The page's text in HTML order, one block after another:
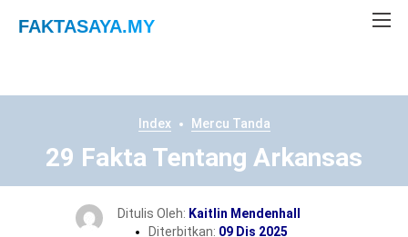
FAKTASAYA.MY
Index Mercu Tanda
29 Fakta Tentang Arkansas
Ditulis Oleh: Kaitlin Mendenhall
Diterbitkan: 09 Dis 2025